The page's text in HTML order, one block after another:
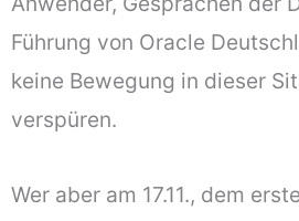
Führung von Oracle
keine Bewegung in dieser
verspüren.
Wer aber am 17.11., dem